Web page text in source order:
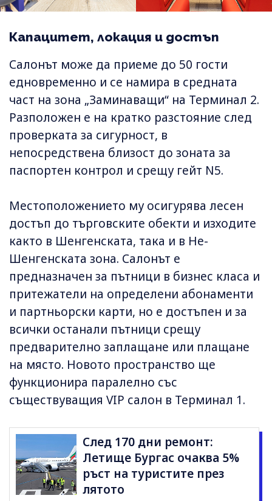
Капацитет, локация и достъп
Салонът може да приеме до 50 гости
едновременно и се намира в средната
част на зона „Заминаващи“ на Терминал 2.
Разположен е на кратко разстояние след
проверката за сигурност, в
непосредствена близост до зоната за
паспортен контрол и срещу гейт N5.
Местоположението му осигурява лесен
достъп до търговските обекти и изходите
както в Шенгенската, така и в Не-
Шенгенската зона. Салонът е
предназначен за пътници в бизнес класа и
притежатели на определени абонаменти
и партньорски карти, но е достъпен и за
всички останали пътници срещу
предварително заплащане или плащане
на място. Новото пространство ще
функционира паралелно със
съществуващия VIP салон в Терминал 1.
След 170 дни ремонт:
Летище Бургас очаква 5%
ръст на туристите през
лятото